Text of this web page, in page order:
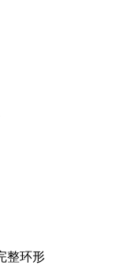
整环形